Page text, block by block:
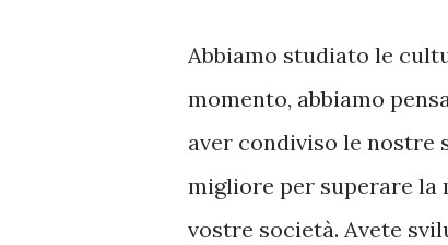
Abbiamo studiato le
momento, abbiamo
aver condiviso le nostre
migliore per superare
vostre società. Avete